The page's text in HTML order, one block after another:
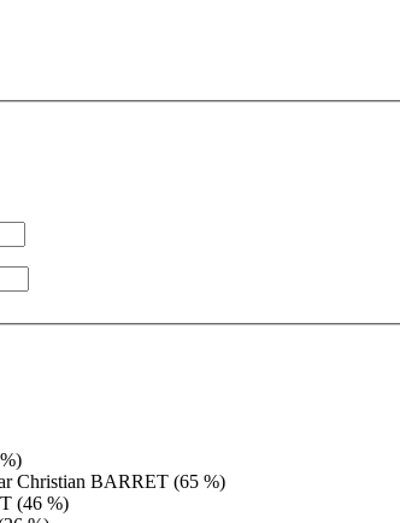
Christian BARRET (65 %)
(46 %)